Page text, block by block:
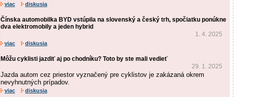
viac diskusia
Čínska automobilka BYD vstúpila na slovenský a český trh, spočiatku ponúkne
dva elektromobily a jeden hybrid
1. 4. 2025
viac diskusia
Môžu cyklisti jazdiť aj po chodníku? Toto by ste mali vedieť
29. 1. 2025
Jazda autom cez priestor vyznačený pre cyklistov je zakázaná okrem
nevyhnutných prípadov.
viac diskusia